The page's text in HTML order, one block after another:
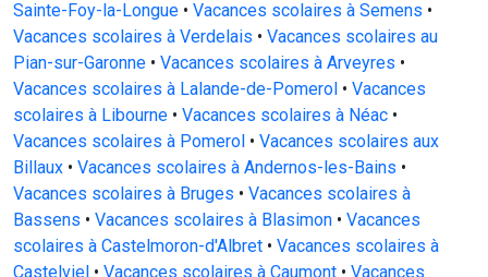
Sainte-Foy-la-Longue • Vacances scolaires à Semens •
Vacances scolaires à Verdelais • Vacances scolaires au
Pian-sur-Garonne • Vacances scolaires à Arveyres •
Vacances scolaires à Lalande-de-Pomerol • Vacances
scolaires à Libourne • Vacances scolaires à Néac •
Vacances scolaires à Pomerol • Vacances scolaires aux
Billaux • Vacances scolaires à Andernos-les-Bains •
Vacances scolaires à Bruges • Vacances scolaires à
Bassens • Vacances scolaires à Blasimon • Vacances
scolaires à Castelmoron-d'Albret • Vacances scolaires à
Castelviel • Vacances scolaires à Caumont • Vacances